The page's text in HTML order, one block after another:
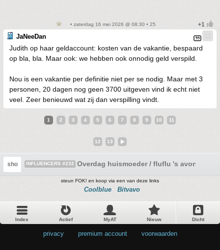
• zaterdag 16 mei 2026 @ 08:30 • 25
JaNeeDan
Judith op haar geldaccount: kosten van de vakantie, bespaard
op bla, bla. Maar ook: we hebben ook onnodig geld verspild.
Nou is een vakantie per definitie niet per se nodig. Maar met 3
personen, 20 dagen nog geen 3700 uitgeven vind ik echt niet
veel. Zeer benieuwd wat zij dan verspilling vindt.
1 2 3 4 5 6 7 8 9 10 11
12 13
sho INFLUENCERS #232 Overdag huismoeder / fluflu 's avonds ...
steun FOK! en koop via een van deze links
Coolblue Bitvavo
Index Actief MyAT Nieuw Dicht
privacy premium account voorwaarden